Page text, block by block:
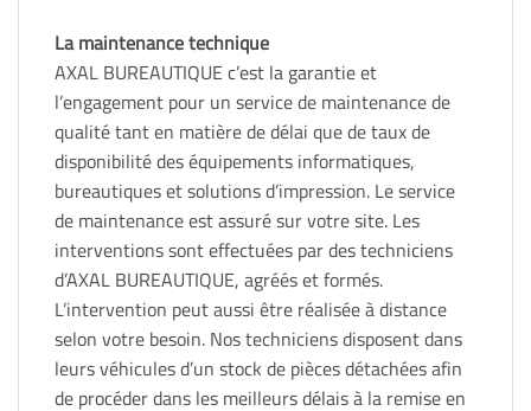
La maintenance technique
AXAL BUREAUTIQUE c’est la garantie et
l’engagement pour un service de maintenance de
qualité tant en matière de délai que de taux de
disponibilité des équipements informatiques,
bureautiques et solutions d’impression. Le service
de maintenance est assuré sur votre site. Les
interventions sont effectuées par des techniciens
d’AXAL BUREAUTIQUE, agréés et formés.
L’intervention peut aussi être réalisée à distance
selon votre besoin. Nos techniciens disposent dans
leurs véhicules d’un stock de pièces détachées afin
de procéder dans les meilleurs délais à la remise en